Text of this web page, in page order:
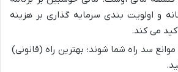
و اولویت بندی سرمایه گذاری بر هزینه
می کند.
سد راه شما شوند؛ بهترین راه (قانونی)